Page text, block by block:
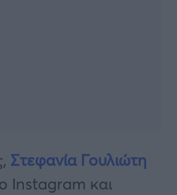
Στεφανία Γουλιώτη
Instagram και